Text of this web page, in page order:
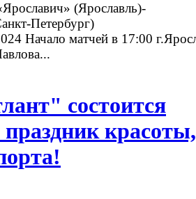
(Ярославль)-
Петербург)
Начало матчей в 17:00
состоится
красоты,